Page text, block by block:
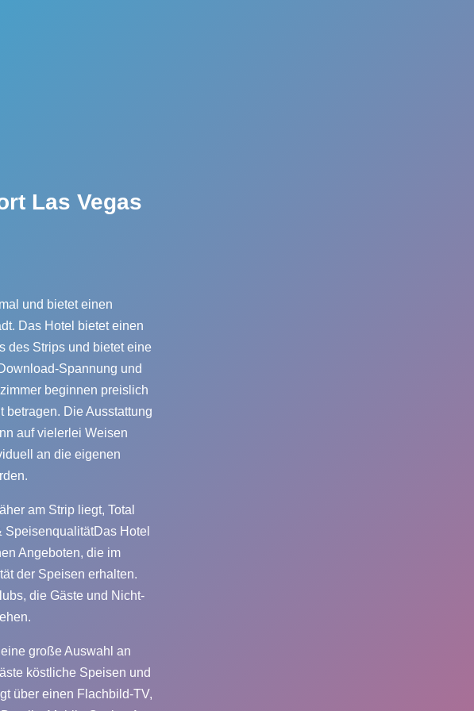
Las Vegas
und bietet einen
Das Hotel bietet einen
des Strips und bietet eine
-Spannung und
beginnen preislich
betragen. Die Ausstattung
auf vielerlei Weisen
an die eigenen
am Strip liegt, Total
SpeisenqualitätDas Hotel
Angeboten, die im
der Speisen erhalten.
die Gäste und Nicht-
große Auswahl an
köstliche Speisen und
über einen Flachbild-TV,